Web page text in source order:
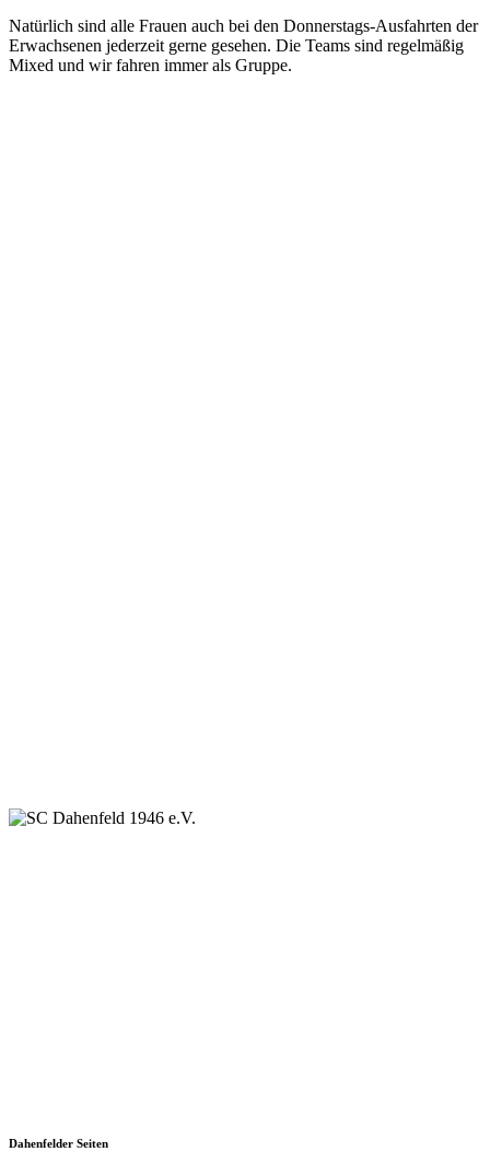
Natürlich sind alle Frauen auch bei den Donnerstags-Ausfahrten der
Erwachsenen jederzeit gerne gesehen. Die Teams sind regelmäßig
Mixed und wir fahren immer als Gruppe.
Dahenfelder Seiten